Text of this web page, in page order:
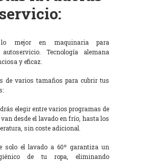
lo mejor en maquinaria para
Tecnología alemana
y eficaz.
de varios tamaños para cubrir tus
elegir entre varios programas de
desde el lavado en frío, hasta los
sin coste adicional.
solo el lavado a 60º garantiza un
de tu ropa, eliminando